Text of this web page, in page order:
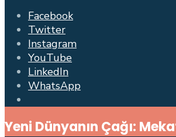
Facebook
Twitter
Instagram
YouTube
LinkedIn
WhatsApp
Window
Yeni Dünyanın Çağı: